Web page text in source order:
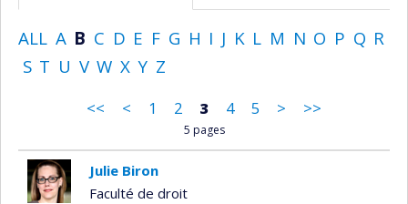
ALL A B C D E F G H I J K L M N O P Q R
S T U V W X Y Z
<< < 1 2 3 4 5 > >>
5 pages
Julie Biron
Faculté de droit